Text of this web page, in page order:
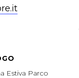
Estiva Parco